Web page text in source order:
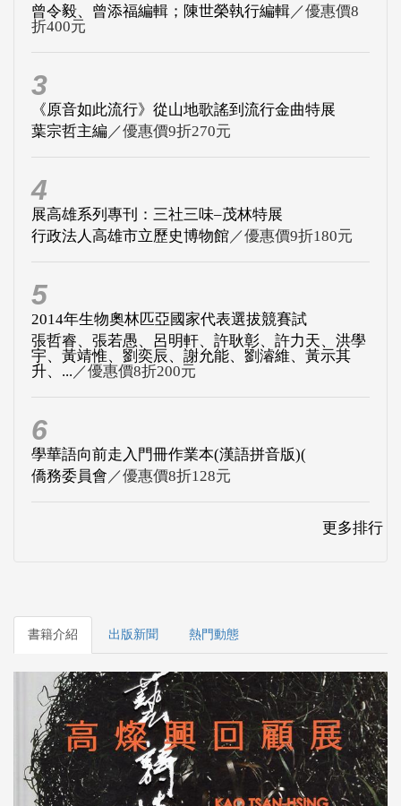
曾令毅、曾添福編輯；陳世榮執行編輯／優惠價8
折400元
3
《原音如此流行》從山地歌謠到流行金曲特展
葉宗哲主編 ／優惠價9折270元
4
展高雄系列專刊：三社三味–茂林特展
行政法人高雄市立歷史博物館／優惠價9折180元
5
2014年生物奧林匹亞國家代表選拔競賽試
張哲睿、張若愚、呂明軒、許耿彰、許力天、洪學
宇、黃靖惟、劉奕辰、謝允能、劉濬維、黃示其
升、... ／優惠價8折200元
6
學華語向前走入門冊作業本(漢語拼音版)(
僑務委員會 ／優惠價8折128元
更多排行
書籍介紹 出版新聞 熱門動態